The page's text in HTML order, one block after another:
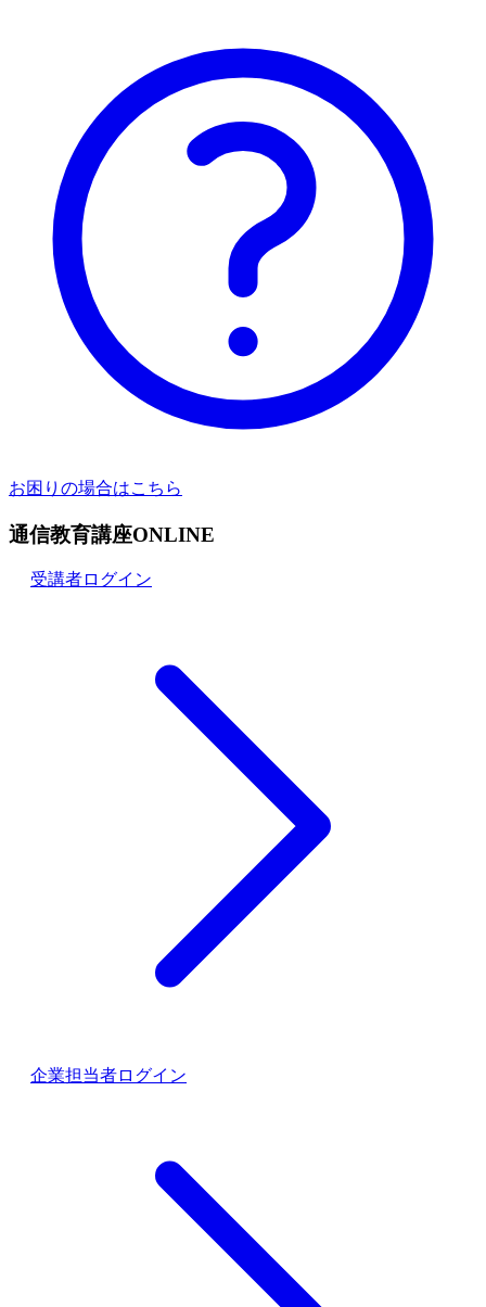
お困りの場合はこちら
通信教育講座ONLINE
受講者ログイン
企業担当者ログイン